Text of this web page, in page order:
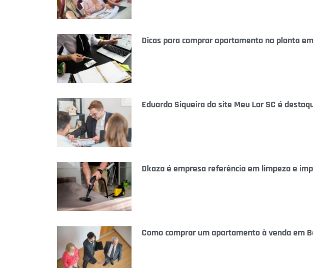
Dicas para comprar apartamento na planta
Eduardo Siqueira do site Meu Lar SC é
Dkaza é empresa referência em limpeza e
Como comprar um apartamento à venda em